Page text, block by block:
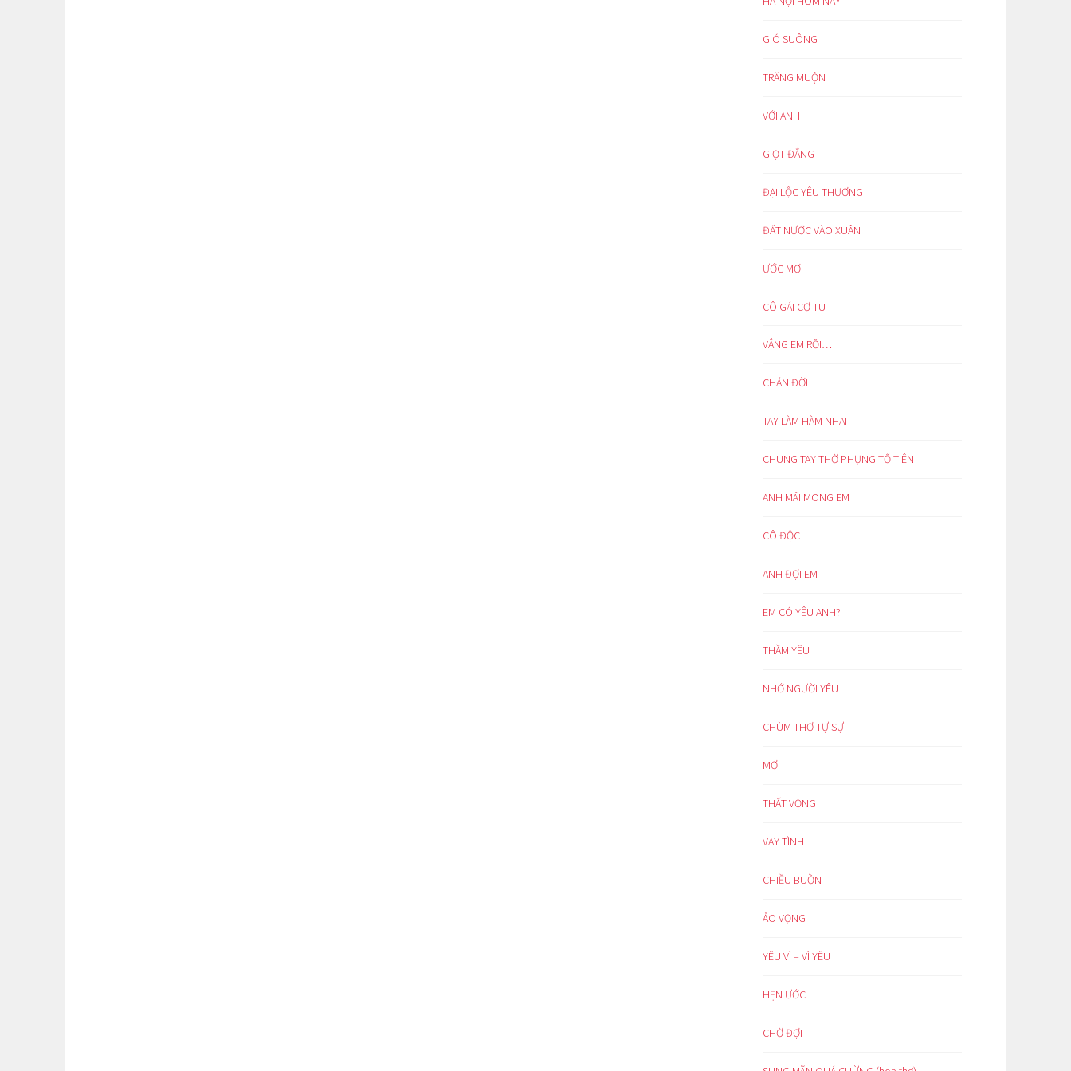
GIÓ SUÔNG
TRĂNG MUỘN
VỚI ANH
GIỌT ĐẮNG
ĐẠI LỘC YÊU THƯƠNG
ĐẤT NƯỚC VÀO XUÂN
ƯỚC MƠ
CÔ GÁI CƠ TU
VẮNG EM RỒI…
CHÁN ĐỜI
TAY LÀM HÀM NHAI
CHUNG TAY THỜ PHỤNG TỔ TIÊN
ANH MÃI MONG EM
CÔ ĐỘC
ANH ĐỢI EM
EM CÓ YÊU ANH?
THẦM YÊU
NHỚ NGƯỜI YÊU
CHÙM THƠ TỰ SỰ
MƠ
THẤT VỌNG
VAY TÌNH
CHIỀU BUỒN
ẢO VỌNG
YÊU VÌ – VÌ YÊU
HẸN ƯỚC
CHỜ ĐỢI